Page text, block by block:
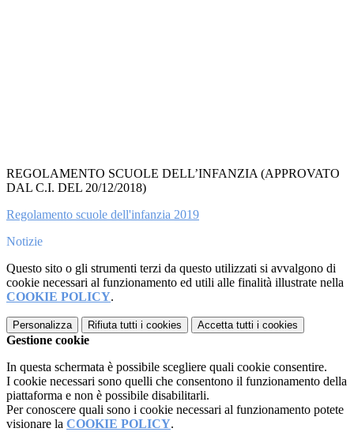
REGOLAMENTO SCUOLE DELL’INFANZIA (APPROVATO
DAL C.I. DEL 20/12/2018)
Regolamento scuole dell'infanzia 2019
Notizie
Questo sito o gli strumenti terzi da questo utilizzati si avvalgono di
cookie necessari al funzionamento ed utili alle finalità illustrate nella
COOKIE POLICY.
Personalizza Rifiuta tutti i cookies Accetta tutti i cookies
Gestione cookie
In questa schermata è possibile scegliere quali cookie consentire.
I cookie necessari sono quelli che consentono il funzionamento della
piattaforma e non è possibile disabilitarli.
Per conoscere quali sono i cookie necessari al funzionamento potete
visionare la COOKIE POLICY.